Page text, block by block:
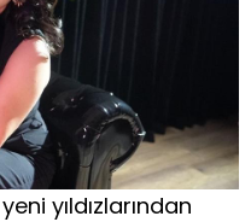
yıldızlarından